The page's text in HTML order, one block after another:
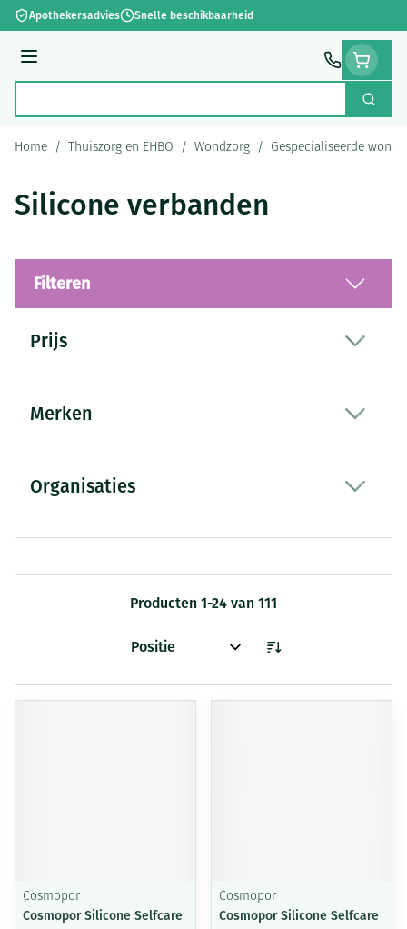
Ga naar de inhoud
Apothekersadvies Snelle beschikbaarheid
Menu
Zoek
Home / Thuiszorg en EHBO / Wondzorg / Gespecialiseerde
Silicone verbanden
Filteren
Prijs
Merken
Organisaties
Producten 1-24 van 111
Sorteer op:
Cosmopor
Cosmopor Silicone Selfcare
Cosmopor
Cosmopor Silicone Selfcare